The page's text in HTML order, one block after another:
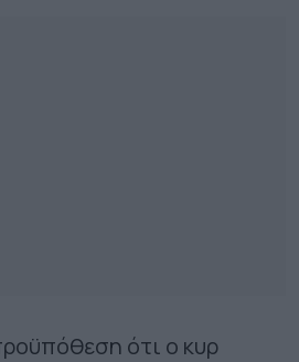
ότι ο κυρ